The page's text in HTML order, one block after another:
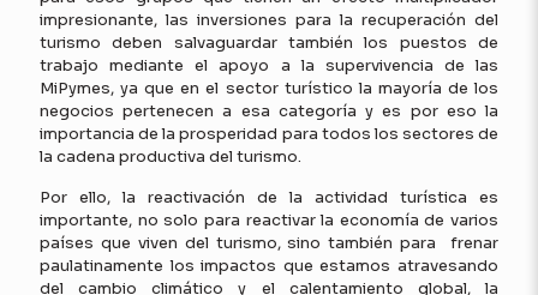
impresionante, las inversiones para la recuperación del
turismo deben salvaguardar también los puestos de
trabajo mediante el apoyo a la supervivencia de las
MiPymes, ya que en el sector turístico la mayoría de los
negocios pertenecen a esa categoría y es por eso la
importancia de la prosperidad para todos los sectores de
la cadena productiva del turismo.
Por ello, la reactivación de la actividad turística es
importante, no solo para reactivar la economía de varios
países que viven del turismo, sino también para frenar
paulatinamente los impactos que estamos atravesando
del cambio climático y el calentamiento global, la